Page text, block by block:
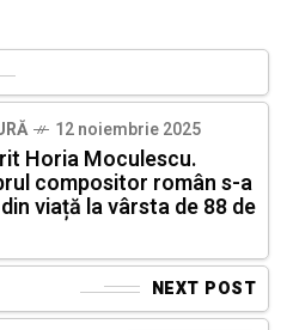
12 noiembrie 2025
Horia Moculescu.
compositor român s-a
viață la vârsta de 88 de
NEXT POST